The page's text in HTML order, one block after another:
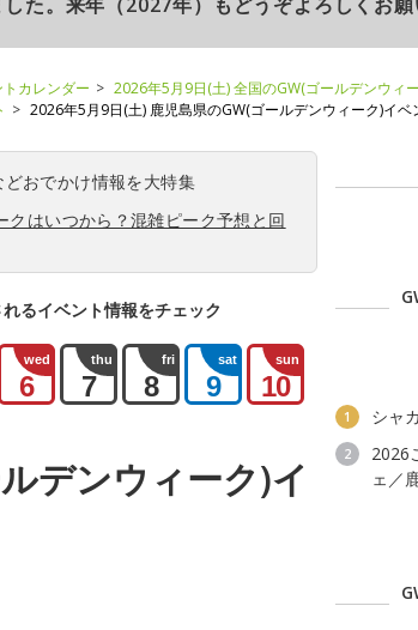
カレンダー
2026年5月9日(土) 全国のGW(ゴールデンウィ
2026年5月9日(土) 鹿児島県のGW(ゴールデンウィーク)イベ
どおでかけ情報を大特集
クはいつから？混雑ピーク予想と回
るイベント情報をチェック
wed
6
thu
7
fri
8
sat
9
sun
10
デンウィーク)イ
1 シャ
2
2026
ェ／